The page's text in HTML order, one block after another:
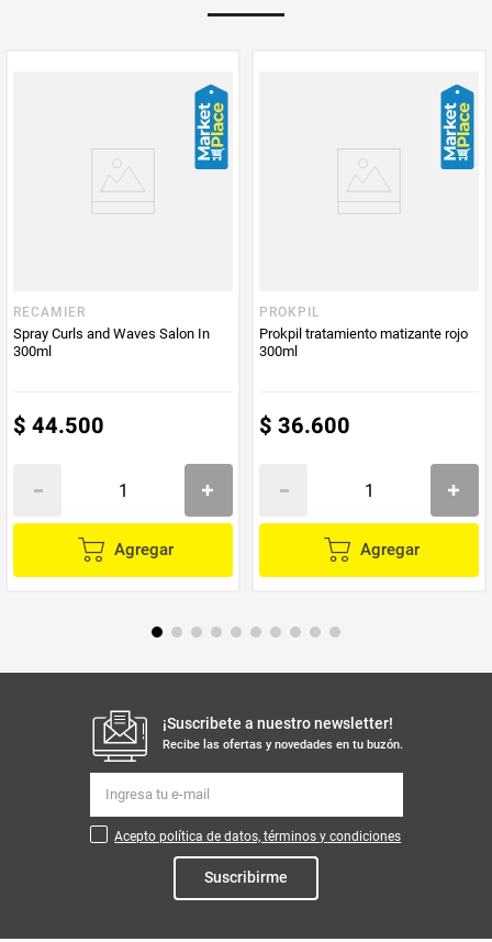
RECAMIER
Spray Curls and Waves Salon In
300ml
$ 44.500
Agregar
PROKPIL
Prokpil tratamiento matizante rojo
300ml
$ 36.600
Agregar
¡Suscribete a nuestro newsletter!
Recibe las ofertas y novedades en tu buzón.
Acepto política de datos, términos y condiciones
Suscribirme